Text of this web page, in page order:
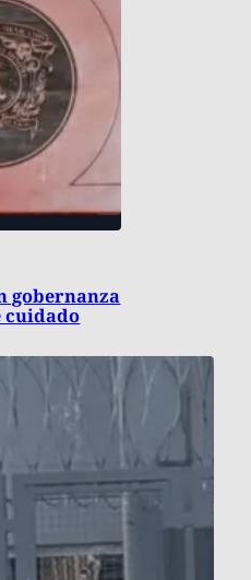
gobernanza
cuidado